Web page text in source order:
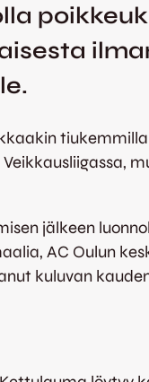
jälkeen
AC Oulun
kuluvan